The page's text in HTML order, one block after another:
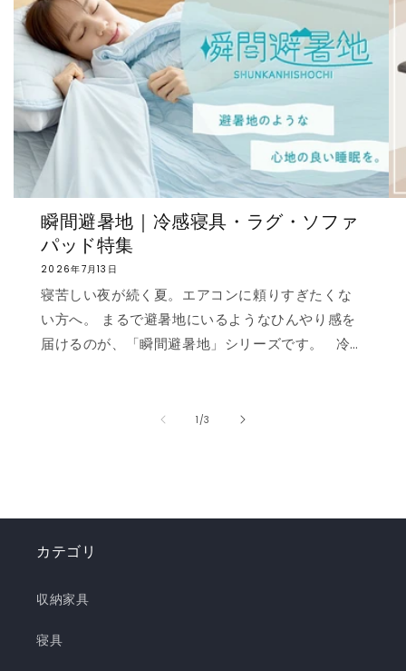
瞬間避暑地｜冷感寝具・ラグ・ソファ
パッド特集
2026年7月13日
寝苦しい夜が続く夏。エアコンに頼りすぎたくな
い方へ。 まるで避暑地にいるようなひんやり感を
届けるのが、「瞬間避暑地」シリーズです。 冷
うな“ずっと触れていたくなる冷たさ”を実現しま
う！✨ ❄️強冷感リバーシブルケット ❄️強冷感リバ
き枕 ❄️強冷感3層ごろ寝マット ❄️強冷感ソファーパ
ッド ❄️強冷感極厚ラグ 🍃【New!!】通年使えるレ
ケット ・選べる4サイズ(ハーフ/シングル/セミダ
1 /の
3
カテゴリ
収納家具
寝具